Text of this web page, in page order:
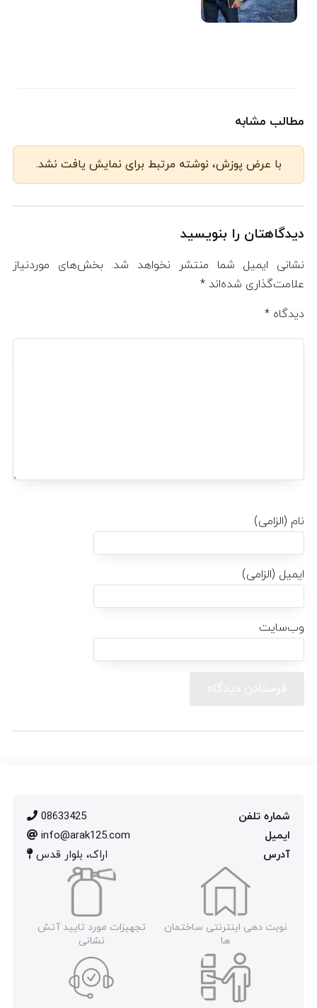
مطالب مشابه
با عرض پوزش، نوشته مرتبط برای نمایش یافت نشد.
دیدگاهتان را بنویسید
نشانی ایمیل شما منتشر نخواهد شد. بخش‌های موردنیاز
علامت‌گذاری شده‌اند *
دیدگاه *
نام (الزامی)
ایمیل (الزامی)
وب‌سایت
شماره تلفن
08633425
ایمیل
info@arak125.com
آدرس
اراک، بلوار قدس
نوبت دهی اینترنتی ساختمان
ها
تجهیزات مورد تایید آتش
نشانی